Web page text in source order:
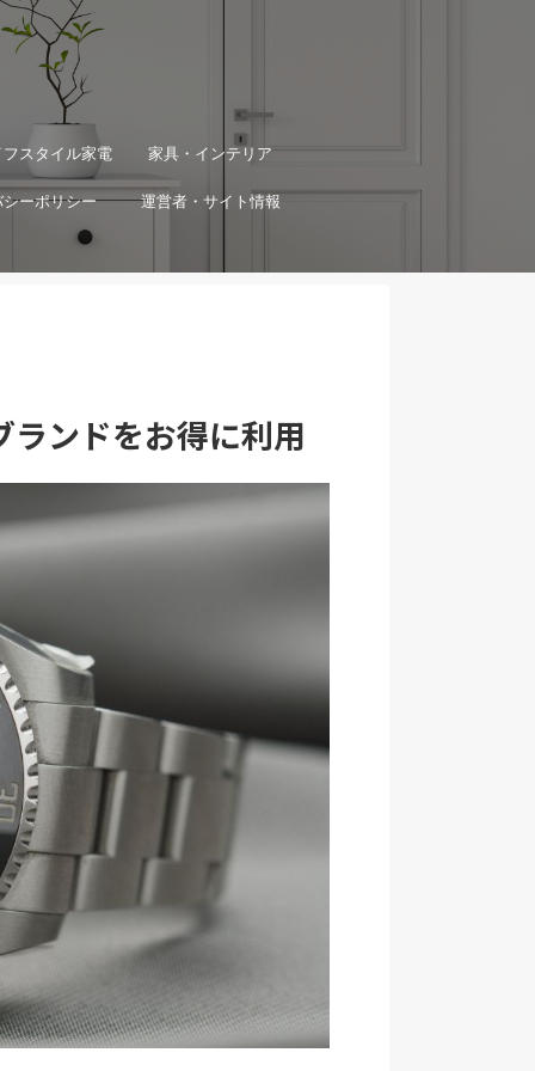
スタイル家電 家具・インテリア
ーポリシー 運営者・サイト情報
ンドをお得に利用